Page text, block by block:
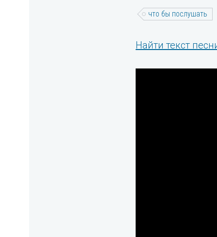
что бы послушать
Найти текст